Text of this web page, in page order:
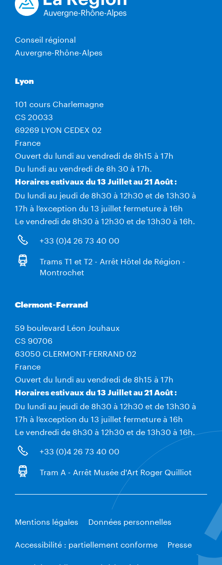
Conseil régional
Auvergne-Rhône-Alpes
Lyon
101 cours Charlemagne
CS 20033
69269 LYON CEDEX 02
France
Ouvert du lundi au vendredi de 8h15 à 17h
Du lundi au vendredi de 8h 30 à 17h.
Horaires estivaux du 13 Juillet au 21 Août :
Du lundi au jeudi de 8h30 à 12h30 et de 13h30 à
17h à l’exception du 13 juillet fermeture à 16h
Le vendredi de 8h30 à 12h30 et de 13h30 à 16h.
+33 (0)4 26 73 40 00
Trams T1 et T2 - Arrêt Hôtel de Région -
Montrochet
Clermont-Ferrand
59 boulevard Léon Jouhaux
CS 90706
63050 CLERMONT-FERRAND 02
France
Ouvert du lundi au vendredi de 8h15 à 17h
Horaires estivaux du 13 Juillet au 21 Août :
Du lundi au jeudi de 8h30 à 12h30 et de 13h30 à
17h à l’exception du 13 juillet fermeture à 16h
Le vendredi de 8h30 à 12h30 et de 13h30 à 16h.
+33 (0)4 26 73 40 00
Tram A - Arrêt Musée d'Art Roger Quilliot
Mentions légales
Données personnelles
Accessibilité : partiellement conforme
Presse